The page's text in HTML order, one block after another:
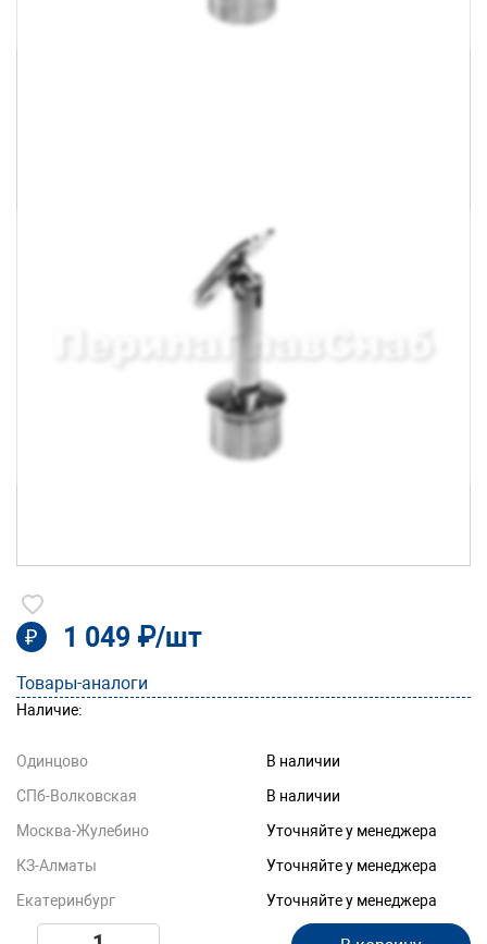
₽ 1 049 ₽/шт
Товары-аналоги
Наличие:
Одинцово
В наличии
СПб-Волковская
В наличии
Москва-Жулебино
Уточняйте у менеджера
КЗ-Алматы
Уточняйте у менеджера
Екатеринбург
Уточняйте у менеджера